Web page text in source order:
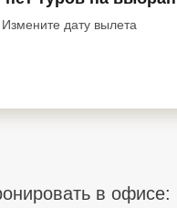
Измените дату вылета
в офисе: